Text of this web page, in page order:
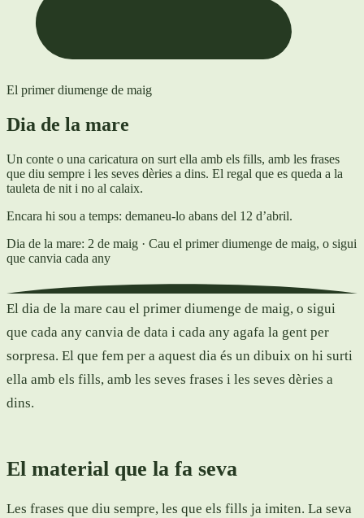
El primer diumenge de maig
Dia de la mare
Un conte o una caricatura on surt ella amb els fills, amb les frases
que diu sempre i les seves dèries a dins. El regal que es queda a la
tauleta de nit i no al calaix.
Encara hi sou a temps: demaneu-lo abans del 12 d’abril.
Dia de la mare: 2 de maig · Cau el primer diumenge de maig, o sigui
que canvia cada any
El dia de la mare cau el primer diumenge de maig, o sigui
que cada any canvia de data i cada any agafa la gent per
sorpresa. El que fem per a aquest dia és un dibuix on hi surti
ella amb els fills, amb les seves frases i les seves dèries a
dins.
El material que la fa seva
Les frases que diu sempre, les que els fills ja imiten. La seva